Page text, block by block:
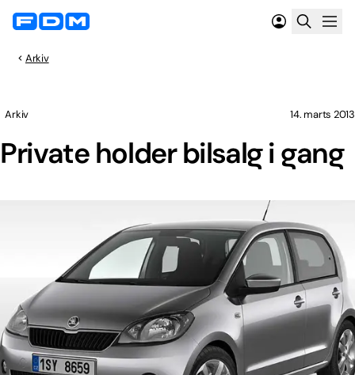
Arkiv
Private holder bilsalg i gang
Arkiv 14. marts 2013